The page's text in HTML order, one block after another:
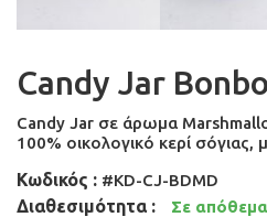
Candy Jar
Candy Jar σε άρωμα
100% οικολογικό κερί σόγιας,
Κωδικός : #KD-CJ-BDMD
Διαθεσιμότητα : Σε απόθεμα